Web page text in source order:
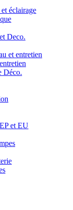
éclairage
Deco.
et entretien
Déco.
et EU